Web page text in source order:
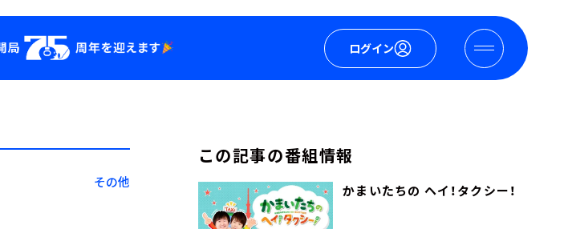
ログイン
YouTube
その他
この記事の番組情報
かまいたちの ヘイ！タクシー！